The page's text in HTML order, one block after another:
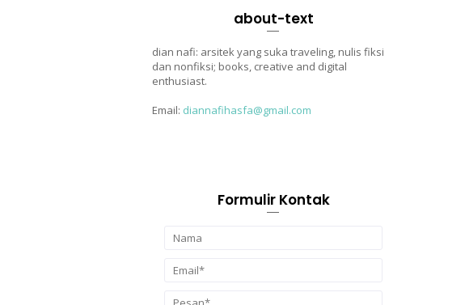
about-text
dian nafi: arsitek yang suka traveling, nulis fiksi
dan nonfiksi; books, creative and digital
enthusiast.
Email: diannafihasfa@gmail.com
Formulir Kontak